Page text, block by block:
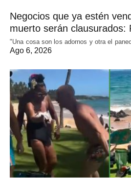
Negocios que ya estén
muerto serán clausurados:
"Una cosa son los adornos y otra el
Ago 6, 2026